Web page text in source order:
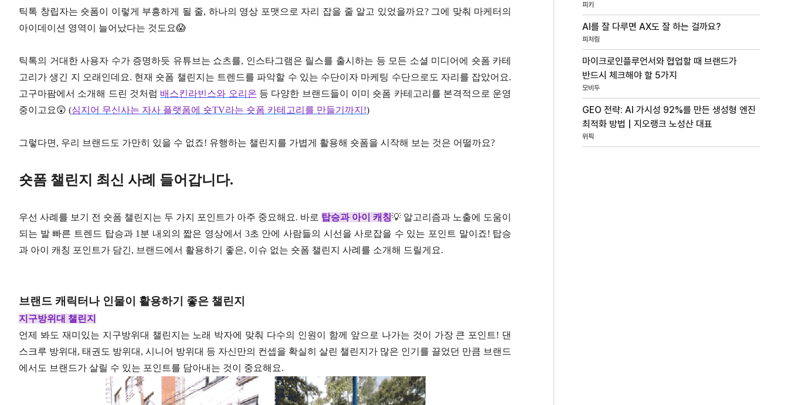
틱톡 창립자는 숏폼이 이렇게 부흥하게 될 줄, 하나의 영상 포맷으로 자리 잡을 줄 알고 있었을까요? 그에 맞춰 마케터의
아이데이션 영역이 늘어났다는 것도요😱
틱톡의 거대한 사용자 수가 증명하듯 유튜브는 쇼츠를, 인스타그램은 릴스를 출시하는 등 모든 소셜 미디어에 숏폼 카테
고리가 생긴 지 오래인데요. 현재 숏폼 챌린지는 트렌드를 파악할 수 있는 수단이자 마케팅 수단으로도 자리를 잡았어요.
고구마팜에서 소개해 드린 것처럼 배스킨라빈스와 오리온 등 다양한 브랜드들이 이미 숏폼 카테고리를 본격적으로 운영
중이고요😲 (심지어 무신사는 자사 플랫폼에 숏TV라는 숏폼 카테고리를 만들기까지!)
그렇다면, 우리 브랜드도 가만히 있을 수 없죠! 유행하는 챌린지를 가볍게 활용해 숏폼을 시작해 보는 것은 어떨까요?
숏폼 챌린지 최신 사례 들어갑니다.
우선 사례를 보기 전 숏폼 챌린지는 두 가지 포인트가 아주 중요해요. 바로 탑승과 아이 캐칭💡 알고리즘과 노출에 도움이
되는 발 빠른 트렌드 탑승과 1분 내외의 짧은 영상에서 3초 안에 사람들의 시선을 사로잡을 수 있는 포인트 말이죠! 탑승
과 아이 캐칭 포인트가 담긴, 브랜드에서 활용하기 좋은, 이슈 없는 숏폼 챌린지 사례를 소개해 드릴게요.
브랜드 캐릭터나 인물이 활용하기 좋은 챌린지
지구방위대 챌린지
언제 봐도 재미있는 지구방위대 챌린지는 노래 박자에 맞춰 다수의 인원이 함께 앞으로 나가는 것이 가장 큰 포인트! 댄
스크루 방위대, 태권도 방위대, 시니어 방위대 등 자신만의 컨셉을 확실히 살린 챌린지가 많은 인기를 끌었던 만큼 브랜드
에서도 브랜드가 살릴 수 있는 포인트를 담아내는 것이 중요해요.
피키
AI를 잘 다루면 AX도 잘 하는 걸까요?
피처링
마이크로인플루언서와 협업할 때 브랜드가
반드시 체크해야 할 5가지
모비두
GEO 전략: AI 가시성 92%를 만든 생성형 엔진
최적화 방법 | 지오랭크 노성산 대표
위픽